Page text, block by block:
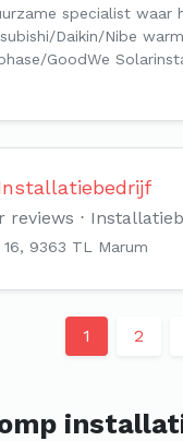
specialist waar
Daikin/Nibe
GoodWe
reviews
9363 TL Marum
1 2